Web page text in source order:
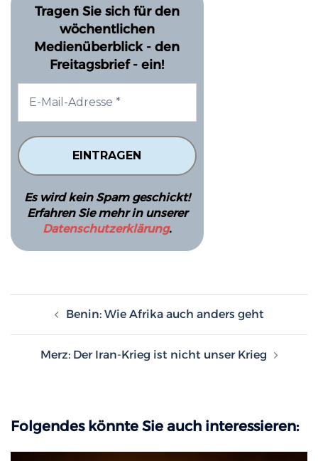
Tragen Sie sich für den
wöchentlichen
Medienüberblick - den
Freitagsbrief - ein!
Es wird kein Spam geschickt!
Erfahren Sie mehr in unserer
Datenschutzerklärung.
Benin: Wie Afrika auch anders geht
Merz: Der Iran-Krieg ist nicht unser Krieg
Folgendes könnte Sie auch interessieren: